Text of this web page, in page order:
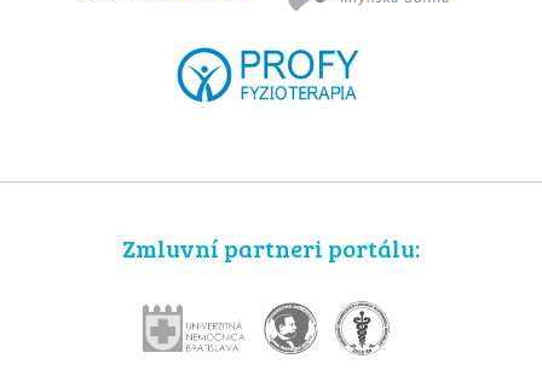
Zmluvní partneri portálu: